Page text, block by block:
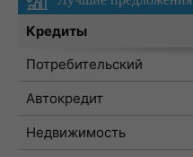
Кредиты
Потребительский
Автокредит
Недвижимость